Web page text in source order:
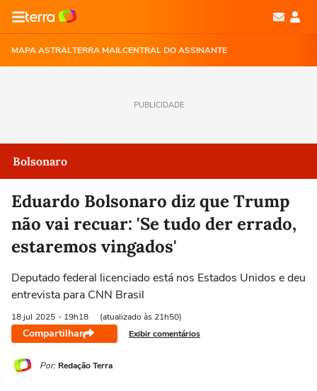
MAPA ASTRALTERRA MAILCENTRAL DO ASSINANTE
PUBLICIDADE
Bolsonaro
Eduardo Bolsonaro diz que Trump
não vai recuar: 'Se tudo der errado,
estaremos vingados'
Deputado federal licenciado está nos Estados Unidos e deu
entrevista para CNN Brasil
18 jul 2025 - 19h18 (atualizado às 21h50)
Compartilhar Exibir comentários
Por: Redação Terra